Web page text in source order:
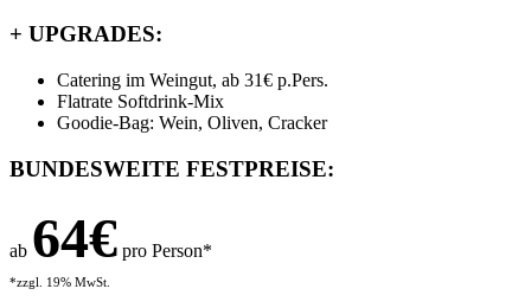
+ UPGRADES:
Catering im Weingut, ab 31€ p.Pers.
Flatrate Softdrink-Mix
Goodie-Bag: Wein, Oliven, Cracker
BUNDESWEITE FESTPREISE:
ab 64€ pro Person*
*zzgl. 19% MwSt.